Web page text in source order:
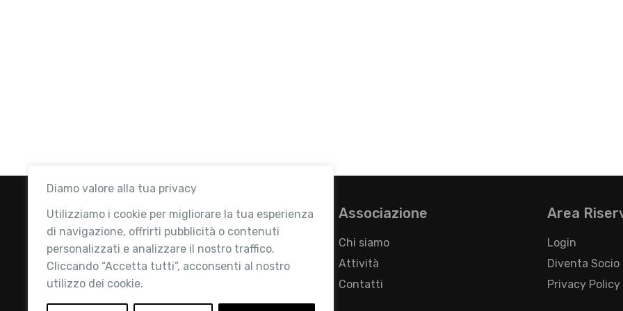
Diamo valore alla tua privacy
Utilizziamo i cookie per migliorare la tua esperienza
di navigazione, offrirti pubblicità o contenuti
personalizzati e analizzare il nostro traffico.
Cliccando “Accetta tutti”, acconsenti al nostro
utilizzo dei cookie.
Retail Institute Italy è l’Associazione di
Associazione
Chi siamo
Attività
Contatti
Area
Login
Diventa Socio
Privacy Policy